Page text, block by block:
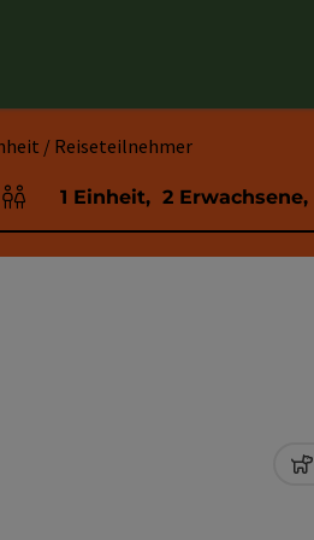
Einheit / Reiseteilnehmer
Einheitenanzahl und Personenfelder
1 Einheit, 2 Erwachsene,